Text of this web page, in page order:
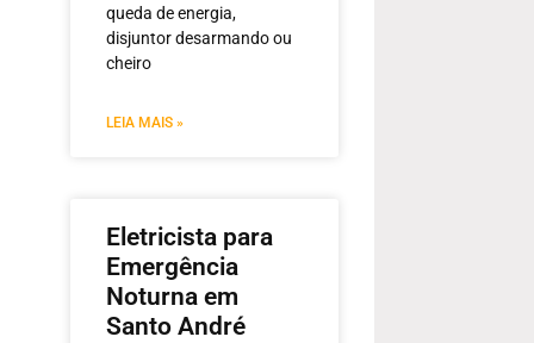
queda de energia,
disjuntor desarmando ou
cheiro
LEIA MAIS »
Eletricista para
Emergência
Noturna em
Santo André